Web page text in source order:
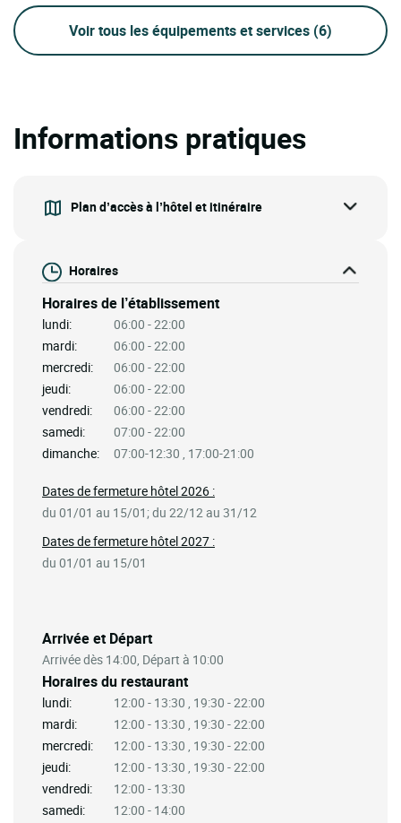
Voir tous les équipements et services (6)
Informations pratiques
Plan d’accès à l’hôtel et itinéraire
Horaires
Horaires de l’établissement
lundi:
06:00 - 22:00
mardi:
06:00 - 22:00
mercredi:
06:00 - 22:00
jeudi:
06:00 - 22:00
vendredi:
06:00 - 22:00
samedi:
07:00 - 22:00
dimanche:
07:00-12:30 , 17:00-21:00
Arrivée et Départ
Arrivée dès 14:00, Départ à 10:00
Horaires du restaurant
lundi:
12:00 - 13:30 , 19:30 - 22:00
mardi:
12:00 - 13:30 , 19:30 - 22:00
mercredi:
12:00 - 13:30 , 19:30 - 22:00
jeudi:
12:00 - 13:30 , 19:30 - 22:00
vendredi:
12:00 - 13:30
samedi:
12:00 - 14:00
Dates de fermeture hôtel 2026 :
du 01/01 au 15/01; du 22/12 au 31/12
Dates de fermeture hôtel 2027 :
du 01/01 au 15/01